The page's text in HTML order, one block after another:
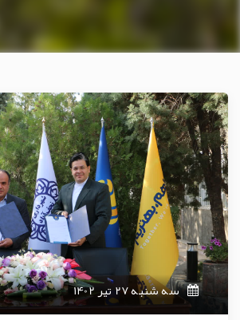
سه شنبه 27 تیر 1402